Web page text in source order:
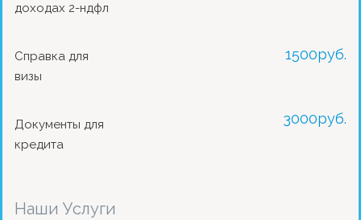
доходах 2-ндфл
Справка для
визы
Документы для
кредита
1500руб.
3000руб.
Наши Услуги